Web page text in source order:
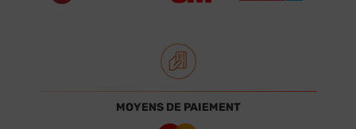
MOYENS DE PAIEMENT